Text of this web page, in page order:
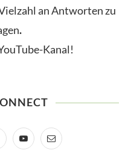
an Antworten zu
.
Kanal!